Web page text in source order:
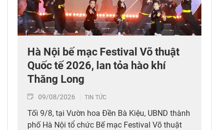
Hà Nội bế mạc Festival Võ thuật
Quốc tế 2026, lan tỏa hào khí
Thăng Long
09/08/2026 TIN TỨC
Tối 9/8, tại Vườn hoa Đền Bà Kiệu, UBND thành
phố Hà Nội tổ chức Bế mạc Festival Võ thuật